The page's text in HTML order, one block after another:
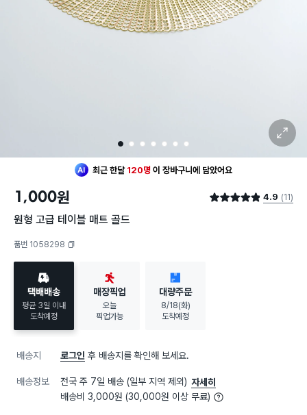
1 2 3 4 5 6 7
확대 보기
최근 한달 120명 이 장바구니에 담았어요
1,000원 별점 4.9점 4.9 (11)
원형 고급 테이블 매트 골드
품번 1058298
택배배송
평균 3일 이내
도착예정
매장픽업
오늘
픽업가능
대량주문
8/18(화)
도착예정
배송지 로그인 후 배송지를 확인해 보세요.
배송정보 전국 주 7일 배송 (일부 지역 제외) 자세히
배송비 3,000원 (30,000원 이상 무료)